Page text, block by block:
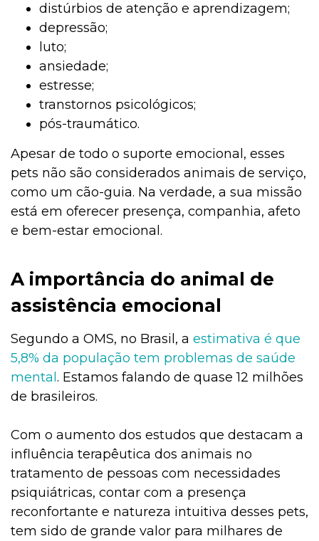
distúrbios de atenção e aprendizagem;
depressão;
luto;
ansiedade;
estresse;
transtornos psicológicos;
pós-traumático.
Apesar de todo o suporte emocional, esses
pets não são considerados animais de serviço,
como um cão-guia. Na verdade, a sua missão
está em oferecer presença, companhia, afeto
e bem-estar emocional.
A importância do animal de
assistência emocional
Segundo a OMS, no Brasil, a estimativa é que
5,8% da população tem problemas de saúde
mental . Estamos falando de quase 12 milhões
de brasileiros.
Com o aumento dos estudos que destacam a
influência terapêutica dos animais no
tratamento de pessoas com necessidades
psiquiátricas, contar com a presença
reconfortante e natureza intuitiva desses pets,
tem sido de grande valor para milhares de